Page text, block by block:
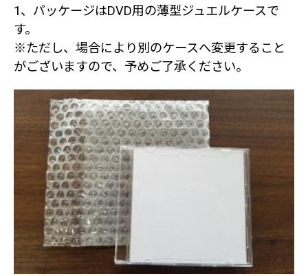
1、パッケージはDVD用の薄型ジュエルケースで
す。
※ただし、場合により別のケースへ変更すること
がございますので、予めご了承ください。